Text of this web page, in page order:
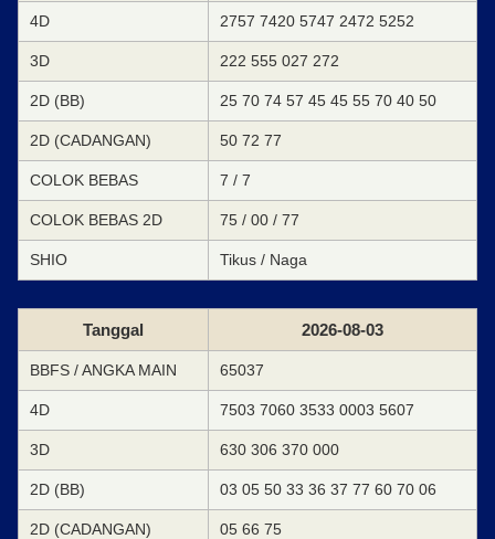
4D 2757 7420 5747 2472 5252
3D 222 555 027 272
2D (BB) 25 70 74 57 45 45 55 70 40 50
2D (CADANGAN) 50 72 77
COLOK BEBAS 7 / 7
COLOK BEBAS 2D 75 / 00 / 77
SHIO Tikus / Naga
Tanggal 2026-08-03
BBFS / ANGKA MAIN 65037
4D 7503 7060 3533 0003 5607
3D 630 306 370 000
2D (BB) 03 05 50 33 36 37 77 60 70 06
2D (CADANGAN) 05 66 75